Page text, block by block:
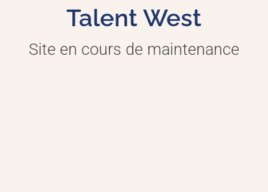
Talent West
Site en cours de maintenance